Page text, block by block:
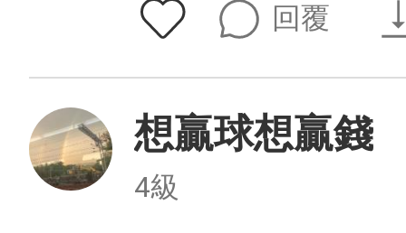
回覆
想贏球想贏錢
4級